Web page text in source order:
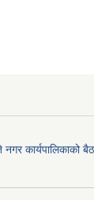
कार्यपालिकाको